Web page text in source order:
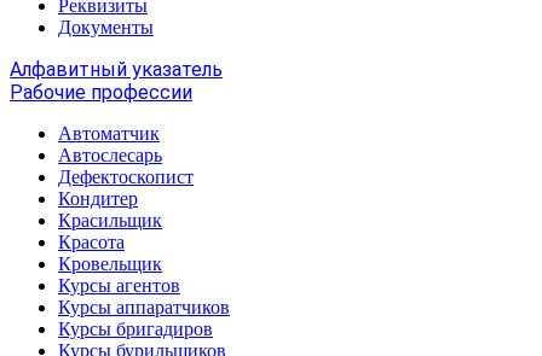
Реквизиты
Документы
Алфавитный указатель
Рабочие профессии
Автоматчик
Автослесарь
Дефектоскопист
Кондитер
Красильщик
Красота
Кровельщик
Курсы агентов
Курсы аппаратчиков
Курсы бригадиров
Курсы бурильщиков